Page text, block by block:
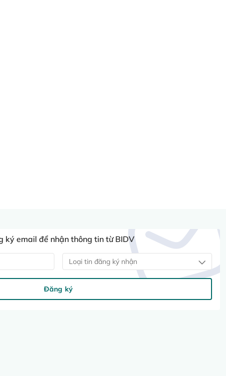
ký email để nhận thông tin từ BIDV
Loại tin đăng ký nhận
Đăng ký